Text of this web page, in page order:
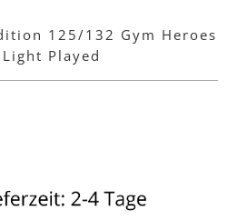
125/132 Gym Heroes
Played